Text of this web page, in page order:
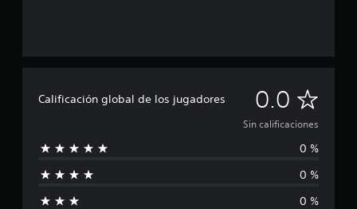
Calificación global de los jugadores 0.0 S
i
n
c
Sin calificaciones
0 %
0 %
0 %